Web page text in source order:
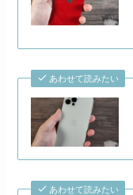
あわせて読みたい
あわせて読みたい